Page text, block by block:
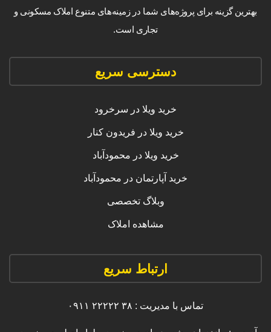
بهترین گزینه برای پروژه‌های شما در زمینه‌های متنوع املاک مسکونی و
تجاری است.
دسترسی سریع
خرید ویلا در سرخرود
خرید ویلا در فریدون کنار
خرید ویلا در محمودآباد
خرید آپارتمان در محمودآباد
وبلاگ تخصصی
مشاهده املاک
ارتباط سریع
تماس با مدیریت : ۳۸ ۲۲۲۲۲ ۰۹۱۱